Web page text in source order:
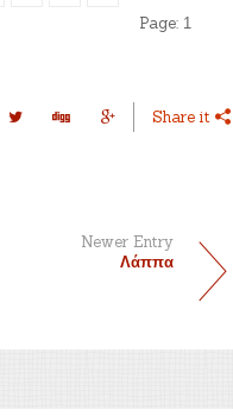
Page: 1
Share it
Newer Entry
Λάππα